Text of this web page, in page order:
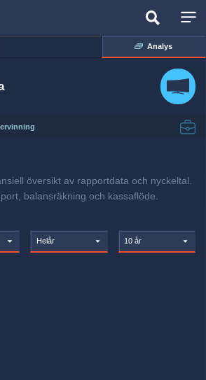
Analys
översikt av rapportdata och nyckeltal.
balansräkning och kassaflöde.
Helår 10 år